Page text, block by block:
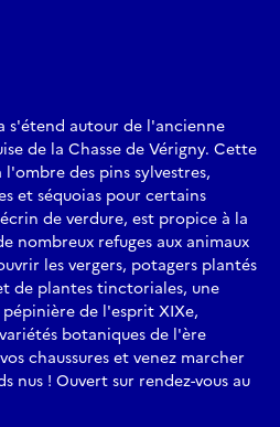
s'étend autour de l'ancienne
de la Chasse de Vérigny. Cette
des pins sylvestres,
et séquoias pour certains
de verdure, est propice à la
nombreux refuges aux animaux
les vergers, potagers plantés
de plantes tinctoriales, une
de l'esprit XIXe,
botaniques de l'ère
chaussures et venez marcher
nus ! Ouvert sur rendez-vous au